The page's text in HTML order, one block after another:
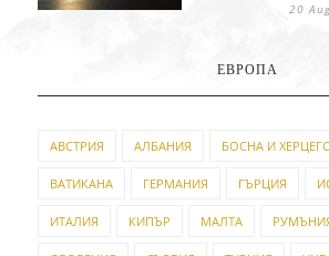
20
ЕВРОПА
АВСТРИЯ АЛБАНИЯ БОСНА И
ВАТИКАНА ГЕРМАНИЯ ГЪРЦИЯ
ИТАЛИЯ КИПЪР МАЛТА